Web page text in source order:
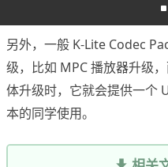
另外，一般 K-Lite Codec
级，比如 MPC 播放器升级
体升级时，它就会提供一个
本的同学使用。